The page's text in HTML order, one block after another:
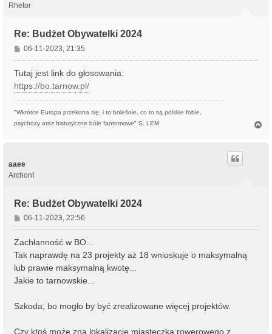
Rhetor
Re: Budżet Obywatelki 2024
P
o
s
06-11-2023, 21:35
Tutaj jest link do głosowania:
https://bo.tarnow.pl/
"Wkrótce Europa przekona się, i to boleśnie, co to są polskie fobie,
psychozy oraz historyczne bóle fantomowe" S. LEM
aaee
Archont
Re: Budżet Obywatelki 2024
P
o
s
06-11-2023, 22:56
Zachłanność w BO...
Tak naprawdę na 23 projekty aż 18 wnioskuje o maksymalną
lub prawie maksymalną kwotę...
Jakie to tarnowskie...
Szkoda, bo mogło by być zrealizowane więcej projektów.
Czy ktoś może zna lokalizację miasteczka rowerowego z